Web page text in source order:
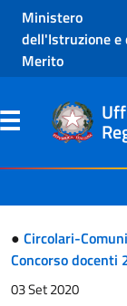
Ministero
dell'Istruzione e
Merito
● Circolari-
Concorso docenti
03 Set 2020